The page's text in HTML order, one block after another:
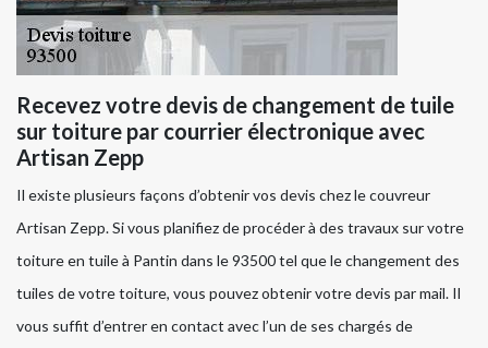
Recevez votre devis de changement de tuile
sur toiture par courrier électronique avec
Artisan Zepp
Il existe plusieurs façons d’obtenir vos devis chez le couvreur
Artisan Zepp. Si vous planifiez de procéder à des travaux sur votre
toiture en tuile à Pantin dans le 93500 tel que le changement des
tuiles de votre toiture, vous pouvez obtenir votre devis par mail. Il
vous suffit d’entrer en contact avec l’un de ses chargés de